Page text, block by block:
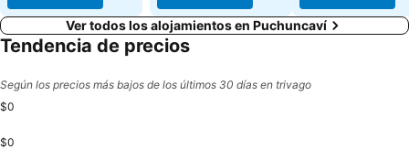
Ver todos los alojamientos en Puchuncaví
Tendencia de precios
Según los precios más bajos de los últimos 30 días en trivago
$0
$0